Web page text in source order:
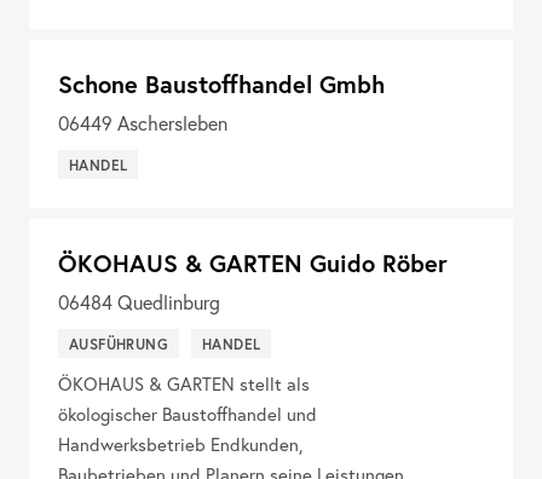
Schone Baustoffhandel Gmbh
06449 Aschersleben
HANDEL
ÖKOHAUS & GARTEN Guido Röber
06484Quedlinburg
AUSFÜHRUNG HANDEL
ÖKOHAUS & GARTEN stellt als
ökologischer Baustoffhandel und
Handwerksbetrieb Endkunden,
Baubetrieben und Planern seine Leistungen